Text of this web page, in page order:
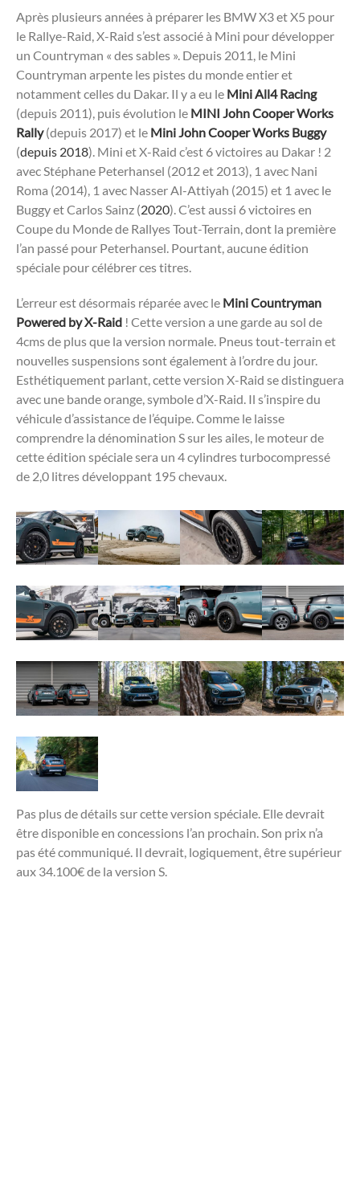
Après plusieurs années à préparer les BMW X3 et X5 pour
le Rallye-Raid, X-Raid s’est associé à Mini pour développer
un Countryman « des sables ». Depuis 2011, le Mini
Countryman arpente les pistes du monde entier et
notamment celles du Dakar. Il y a eu le Mini All4 Racing
(depuis 2011), puis évolution le MINI John Cooper Works
Rally(depuis 2017) et le Mini John Cooper Works Buggy
(depuis 2018). Mini et X-Raid c’est 6 victoires au Dakar ! 2
avec Stéphane Peterhansel (2012 et 2013), 1 avec Nani
Roma (2014), 1 avec Nasser Al-Attiyah (2015) et 1 avec le
Buggy et Carlos Sainz (2020). C’est aussi 6 victoires en
Coupe du Monde de Rallyes Tout-Terrain, dont la première
l’an passé pour Peterhansel. Pourtant, aucune édition
spéciale pour célébrer ces titres.
L’erreur est désormais réparée avec le Mini Countryman
Powered by X-Raid ! Cette version a une garde au sol de
4cms de plus que la version normale. Pneus tout-terrain et
nouvelles suspensions sont également à l’ordre du jour.
Esthétiquement parlant, cette version X-Raid se distinguera
avec une bande orange, symbole d’X-Raid. Il s’inspire du
véhicule d’assistance de l’équipe. Comme le laisse
comprendre la dénomination S sur les ailes, le moteur de
cette édition spéciale sera un 4 cylindres turbocompressé
de 2,0 litres développant 195 chevaux.
Pas plus de détails sur cette version spéciale. Elle devrait
être disponible en concessions l’an prochain. Son prix n’a
pas été communiqué. Il devrait, logiquement, être supérieur
aux 34.100€ de la version S.